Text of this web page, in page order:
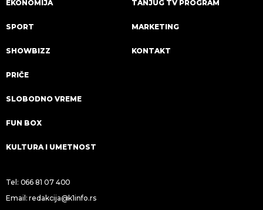
EKONOMIJA
SPORT
SHOWBIZZ
PRIČE
SLOBODNO VREME
FUN BOX
KULTURA I UMETNOST
TANJUG TV PROGRAM
MARKETING
KONTAKT
Tel: 066 81 07 400
Email:redakcija@k1info.rs